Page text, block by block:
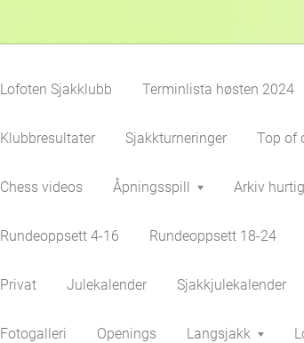
Lofoten Sjakklubb Terminlista høsten 2024
Klubbresultater Sjakkturneringer Top of
Chess videos Åpningsspill Arkiv
Rundeoppsett 4-16 Rundeoppsett 18-24
Privat Julekalender Sjakkjulekalender
Fotogalleri Openings Langsjakk